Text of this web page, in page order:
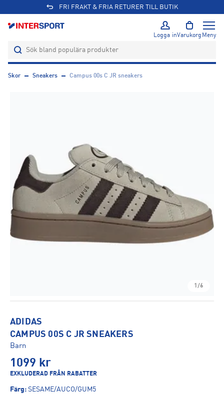
FRI FRAKT & FRIA RETURER TILL BUTIK
Logga inVarukorg Meny
Skor Sneakers Campus 00s C JR sneakers
1/6
ADIDAS
CAMPUS 00S C JR SNEAKERS
Barn
1099 kr
EXKLUDERAD FRÅN RABATTER
Färg: SESAME/AUCO/GUM5